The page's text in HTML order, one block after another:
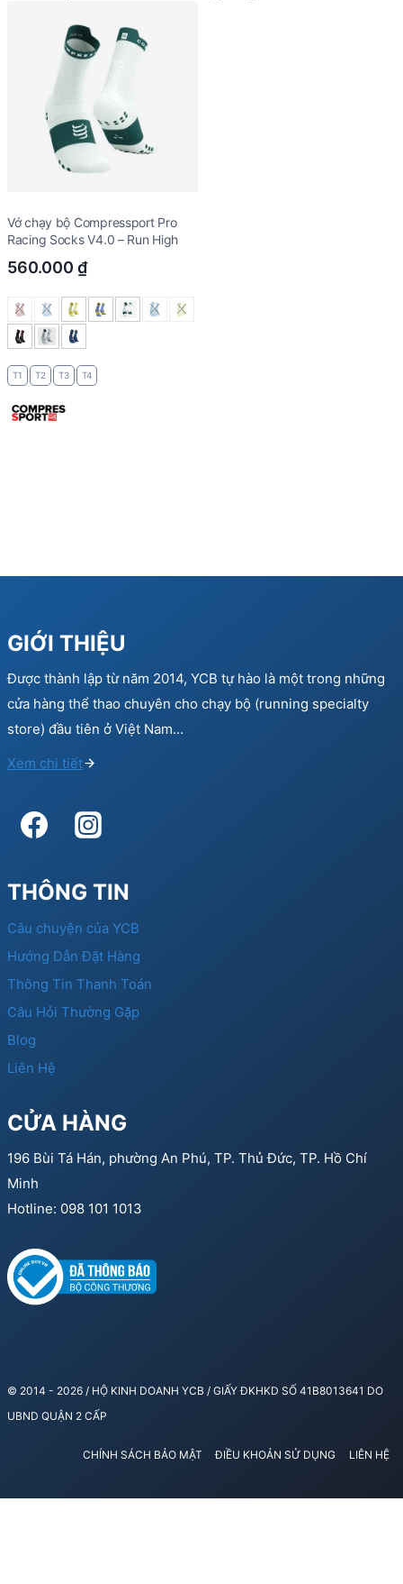
Vớ chạy bộ Compressport Pro
Racing Socks V4.0 – Run High
560.000 ₫
T1 T2 T3 T4
GIỚI THIỆU
Được thành lập từ năm 2014, YCB tự hào là một trong những
cửa hàng thể thao chuyên cho chạy bộ (running specialty
store) đầu tiên ở Việt Nam…
Xem chi tiết
THÔNG TIN
Câu chuyện của YCB
Hướng Dẫn Đặt Hàng
Thông Tin Thanh Toán
Câu Hỏi Thường Gặp
Blog
Liên Hệ
CỬA HÀNG
196 Bùi Tá Hán, phường An Phú, TP. Thủ Đức, TP. Hồ Chí
Minh
Hotline: 098 101 1013
© 2014 - 2026 / HỘ KINH DOANH YCB / GIẤY ĐKHKD SỐ 41B8013641 DO
UBND QUẬN 2 CẤP
CHÍNH SÁCH BẢO MẬT ĐIỀU KHOẢN SỬ DỤNG LIÊN HỆ